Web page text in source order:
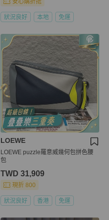
狀況良好 本地 免運
LOEWE
LOEWE puzzle羅意威幾何包拼色腰
包
TWD 31,909
現折 800
狀況良好 香港 免運